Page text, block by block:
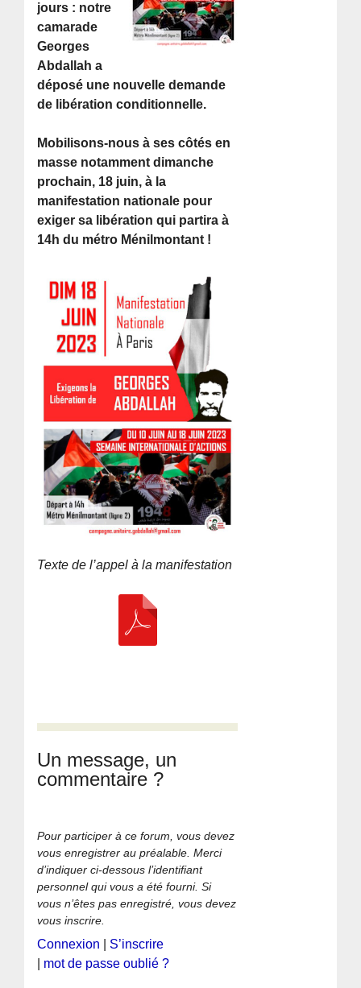
jours : notre
camarade
Georges
Abdallah a
déposé une nouvelle demande
de libération conditionnelle.
Mobilisons-nous à ses côtés en
masse notamment dimanche
prochain, 18 juin, à la
manifestation nationale pour
exiger sa libération qui partira à
14h du métro Ménilmontant !
Texte de l’appel à la manifestation
Un message, un
commentaire ?
Pour participer à ce forum, vous devez
vous enregistrer au préalable. Merci
d’indiquer ci-dessous l’identifiant
personnel qui vous a été fourni. Si
vous n’êtes pas enregistré, vous devez
vous inscrire.
Connexion
S’inscrire
mot de passe oublié ?